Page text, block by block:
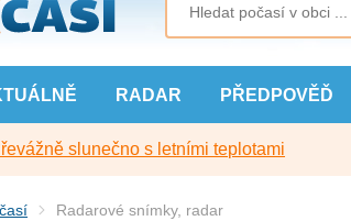
RADAR PŘEDPOVĚĎ
slunečno s letními teplotami
Radarové snímky, radar